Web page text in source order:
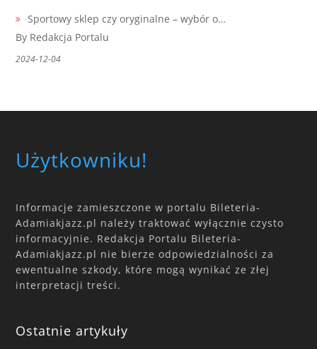
Sportowy sklep czy oryginalne – wybór o…
By Redakcja Portalu
2024-12-04
Użytkowniku!
Informacje zamieszczone w portalu Bileteria-
Adamiakjazz.pl należy traktować wyłącznie czysto
informacyjnie. Redakcja Portalu Bileteria-
Adamiakjazz.pl nie bierze odpowiedzialności za
ewentualne szkody, które mogą wynikać ze złej
interpretacji treści.
Ostatnie artykuły